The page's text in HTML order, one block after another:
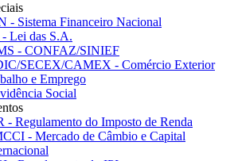
- Sistema Financeiro Nacional
- Lei das S.A.
- CONFAZ/SINIEF
SECEX/CAMEX - Comércio Exterior
e Emprego
Social
- Regulamento do Imposto de Renda
- Mercado de Câmbio e Capital